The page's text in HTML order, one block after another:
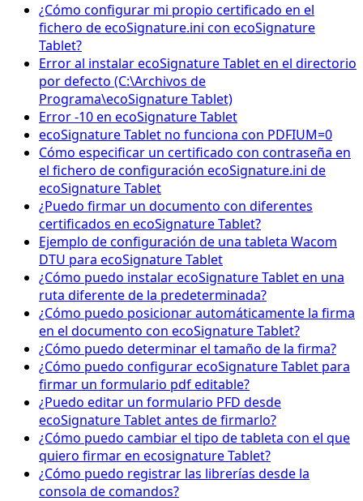
¿Cómo configurar mi propio certificado en el
fichero de ecoSignature.ini con ecoSignature
Tablet?
Error al instalar ecoSignature Tablet en el directorio
por defecto (C:\Archivos de
Programa\ecoSignature Tablet)
Error -10 en ecoSignature Tablet
ecoSignature Tablet no funciona con PDFIUM=0
Cómo especificar un certificado con contraseña en
el fichero de configuración ecoSignature.ini de
ecoSignature Tablet
¿Puedo firmar un documento con diferentes
certificados en ecoSignature Tablet?
Ejemplo de configuración de una tableta Wacom
DTU para ecoSignature Tablet
¿Cómo puedo instalar ecoSignature Tablet en una
ruta diferente de la predeterminada?
¿Cómo puedo posicionar automáticamente la firma
en el documento con ecoSignature Tablet?
¿Cómo puedo determinar el tamaño de la firma?
¿Cómo puedo configurar ecoSignature Tablet para
firmar un formulario pdf editable?
¿Puedo editar un formulario PFD desde
ecoSignature Tablet antes de firmarlo?
¿Cómo puedo cambiar el tipo de tableta con el que
quiero firmar en ecosignature Tablet?
¿Cómo puedo registrar las librerías desde la
consola de comandos?